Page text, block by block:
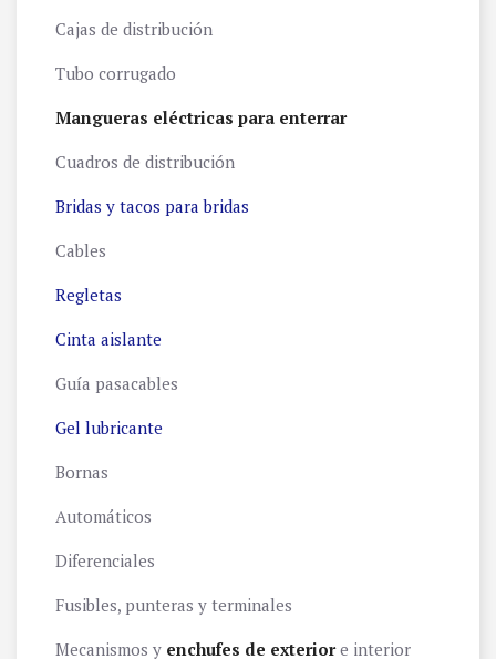
Cajas de distribución
Tubo corrugado
Mangueras eléctricas para enterrar
Cuadros de distribución
Bridas y tacos para bridas
Cables
Regletas
Cinta aislante
Guía pasacables
Gel lubricante
Bornas
Automáticos
Diferenciales
Fusibles, punteras y terminales
Mecanismos y enchufes de exteriore interior